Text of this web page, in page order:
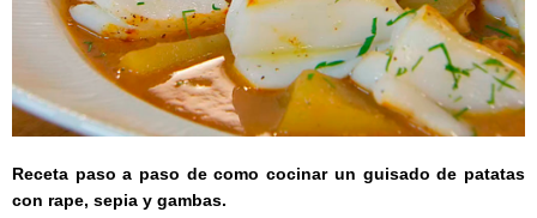
Receta paso a paso de como cocinar un guisado de patatas
con rape, sepia y gambas.